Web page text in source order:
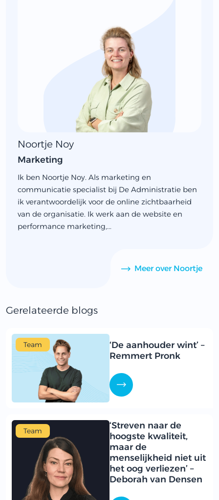
Noortje Noy
Marketing
Ik ben Noortje Noy. Als marketing en
communicatie specialist bij De Administratie ben
ik verantwoordelijk voor de online zichtbaarheid
van de organisatie. Ik werk aan de website en
performance marketing,...
Meer over Noortje
Gerelateerde blogs
Team
‘De aanhouder wint’ –
Remmert Pronk
Team
‘Streven naar de
hoogste kwaliteit,
maar de
menselijkheid niet uit
het oog verliezen’ –
Deborah van Densen